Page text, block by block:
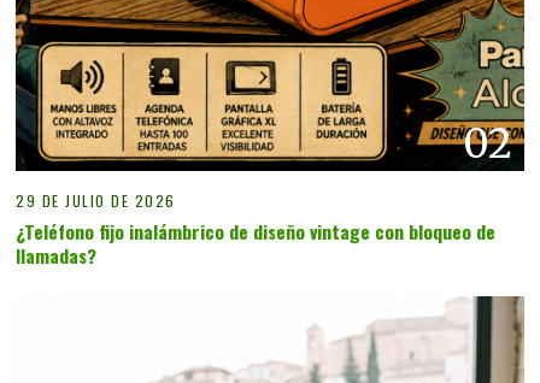
02
29 DE JULIO DE 2026
¿Teléfono fijo inalámbrico de diseño vintage con bloqueo de
llamadas?